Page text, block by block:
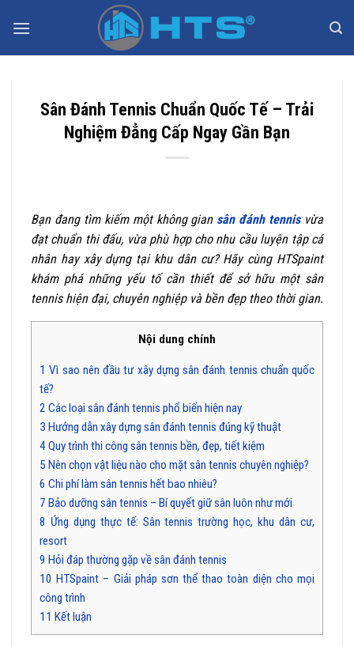
qua
Sân Đánh Tennis Chuẩn Quốc Tế – Trải
Nghiệm Đẳng Cấp Ngay Gần Bạn
Bạn đang tìm kiếm một không gian sân đánh tennisvừa
đạt chuẩn thi đấu, vừa phù hợp cho nhu cầu luyện tập cá
nhân hay xây dựng tại khu dân cư? Hãy cùng HTSpaint
khám phá những yếu tố cần thiết để sở hữu một sân
tennis hiện đại, chuyên nghiệp và bền đẹp theo thời gian.
Nội dung chính
1 Vì sao nên đầu tư xây dựng sân đánh tennis chuẩn quốc
tế?
2 Các loại sân đánh tennis phổ biến hiện nay
3 Hướng dẫn xây dựng sân đánh tennis đúng kỹ thuật
4Quy trình thi công sân tennis bền, đẹp, tiết kiệm
5 Nên chọn vật liệu nào cho mặt sân tennis chuyên nghiệp?
6 Chi phí làm sân tennis hết bao nhiêu?
7 Bảo dưỡng sân tennis – Bí quyết giữ sân luôn như mới
8 Ứng dụng thực tế: Sân tennis trường học, khu dân cư,
resort
9 Hỏi đáp thường gặp về sân đánh tennis
10 HTSpaint – Giải pháp sơn thể thao toàn diện cho mọi
công trình
11 Kết luận